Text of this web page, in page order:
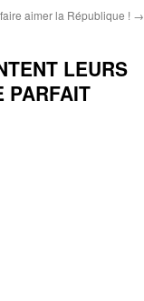
aimer la République ! →
LEURS
PARFAIT